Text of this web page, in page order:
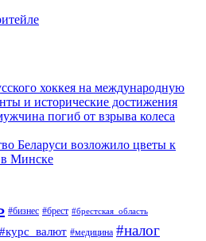
хоккея на международную
и исторические достижения
погиб от взрыва колеса
Беларуси возложило цветы к
Минске
#бизнес #брест #брестская_область
#курс_валют #медицина #налог